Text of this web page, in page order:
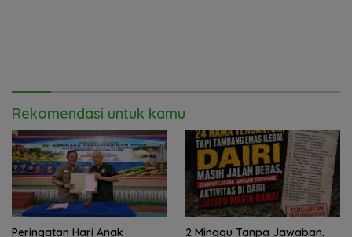
Rekomendasi untuk kamu
Peringatan Hari Anak
2 Minggu Tanpa Jawaban,